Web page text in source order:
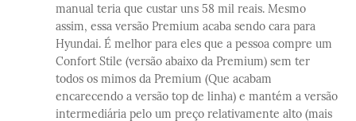
manual teria que custar uns 58 mil reais. Mesmo
assim, essa versão Premium acaba sendo cara para
Hyundai. É melhor para eles que a pessoa compre um
Confort Stile (versão abaixo da Premium) sem ter
todos os mimos da Premium (Que acabam
encarecendo a versão top de linha) e mantém a versão
intermediária pelo um preço relativamente alto (mais